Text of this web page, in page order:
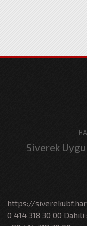
Siverek
https://
0 414 318 30 00 Dahili